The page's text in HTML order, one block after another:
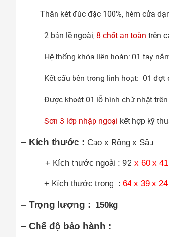
Thân két đúc đặc 100%, hèm cửa
2 bản lề ngoài, 8 chốt an toàn trên
Hệ thống khóa liên hoàn: 01 tay
Kết cấu bên trong linh hoạt: 01 đợt
Được khoét 01 lỗ hình chữ nhật
Sơn 3 lớp nhập ngoại kết hợp kỹ
– Kích thước : Cao x Rộng x Sâu
+ Kích thước ngoài : 92 x 60 x 41
+ Kích thước trong : 64 x 39 x 24
– Trọng lượng : 150kg
– Chế độ bảo hành :